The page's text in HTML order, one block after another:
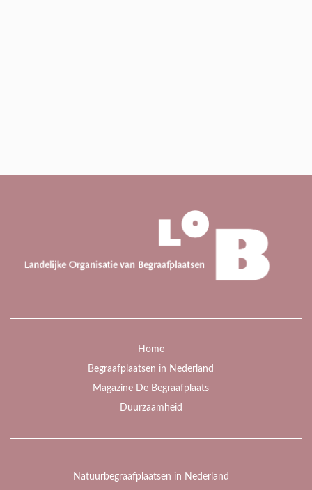
Home
Begraafplaatsen in Nederland
Magazine De Begraafplaats
Duurzaamheid
Natuurbegraafplaatsen in Nederland